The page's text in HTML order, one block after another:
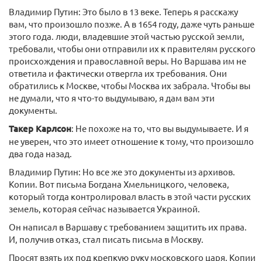
Владимир Путин: Это было в 13 веке. Теперь я расскажу
вам, что произошло позже. А в 1654 году, даже чуть раньше
этого года. люди, владевшие этой частью русской земли,
требовали, чтобы они отправили их к правителям русского
происхождения и православной веры. Но Варшава им не
ответила и фактически отвергла их требования. Они
обратились к Москве, чтобы Москва их забрала. Чтобы вы
не думали, что я что-то выдумываю, я дам вам эти
документы.
Такер Карлсон: Не похоже на то, что вы выдумываете. И я
не уверен, что это имеет отношение к тому, что произошло
два года назад.
Владимир Путин: Но все же это документы из архивов.
Копии. Вот письма Богдана Хмельницкого, человека,
который тогда контролировал власть в этой части русских
земель, которая сейчас называется Украиной.
Он написал в Варшаву с требованием защитить их права.
И, получив отказ, стал писать письма в Москву.
Просят взять их под крепкую руку московского царя. Копии